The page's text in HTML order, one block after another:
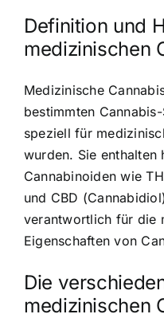
Definition und
medizinischen
Medizinische
bestimmten
speziell für
wurden. Sie enthalten
Cannabinoiden wie
und CBD
verantwortlich für die
Eigenschaften von
Die
medizinischen